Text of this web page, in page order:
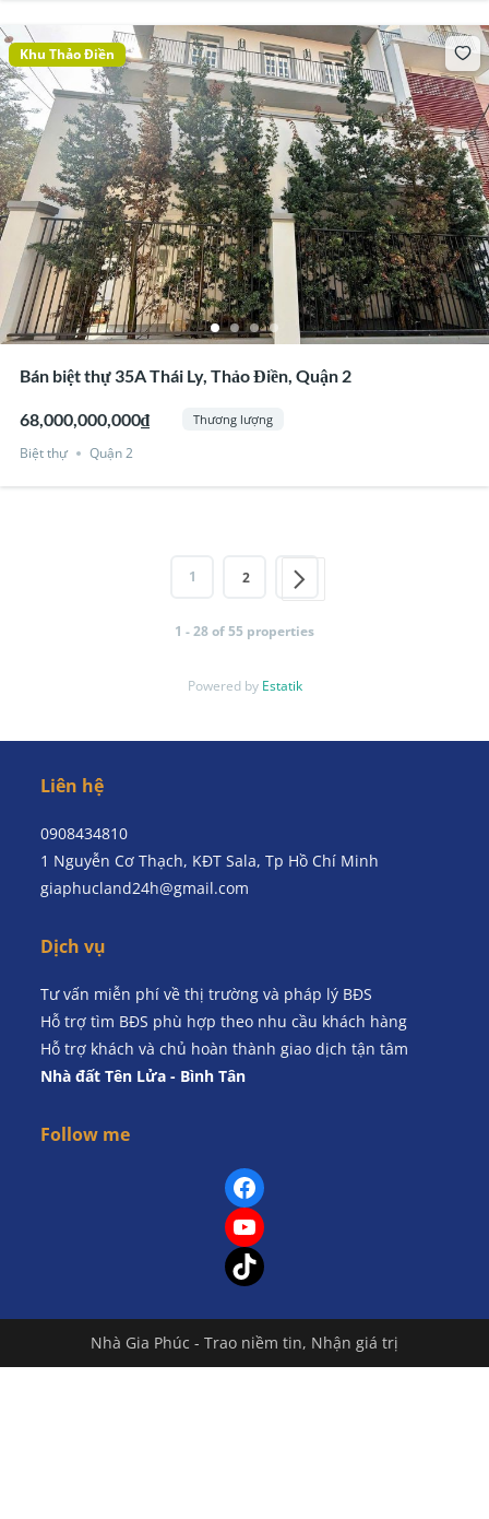
Khu Thảo Điền
Bán biệt thự 35A Thái Ly, Thảo Điền, Quận 2
68,000,000,000₫ Thương lượng
Biệt thự Quận 2
1 2
1 - 28 of 55 properties
Powered by Estatik
Liên hệ
0908434810
1 Nguyễn Cơ Thạch, KĐT Sala, Tp Hồ Chí Minh
giaphucland24h@gmail.com
Dịch vụ
Tư vấn miễn phí về thị trường và pháp lý BĐS
Hỗ trợ tìm BĐS phù hợp theo nhu cầu khách hàng
Hỗ trợ khách và chủ hoàn thành giao dịch tận tâm
Nhà đất Tên Lửa - Bình Tân
Follow me
Facebook
YouTube
TikTok
Nhà Gia Phúc - Trao niềm tin, Nhận giá trị